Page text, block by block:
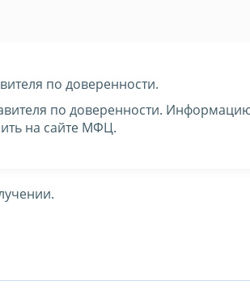
по доверенности.
по доверенности.
на сайте МФЦ.